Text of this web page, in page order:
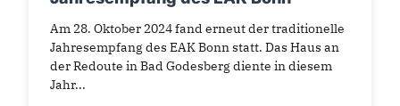
Am 28. Oktober 2024 fand erneut der traditionelle
Jahresempfang des EAK Bonn statt. Das Haus an
der Redoute in Bad Godesberg diente in diesem
Jahr...